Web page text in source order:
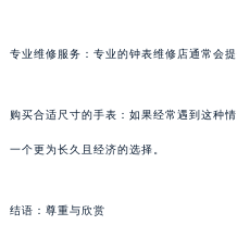
专业维修服务：专业的钟表维修店通常会
购买合适尺寸的手表：如果经常遇到这种
一个更为长久且经济的选择。
结语：尊重与欣赏